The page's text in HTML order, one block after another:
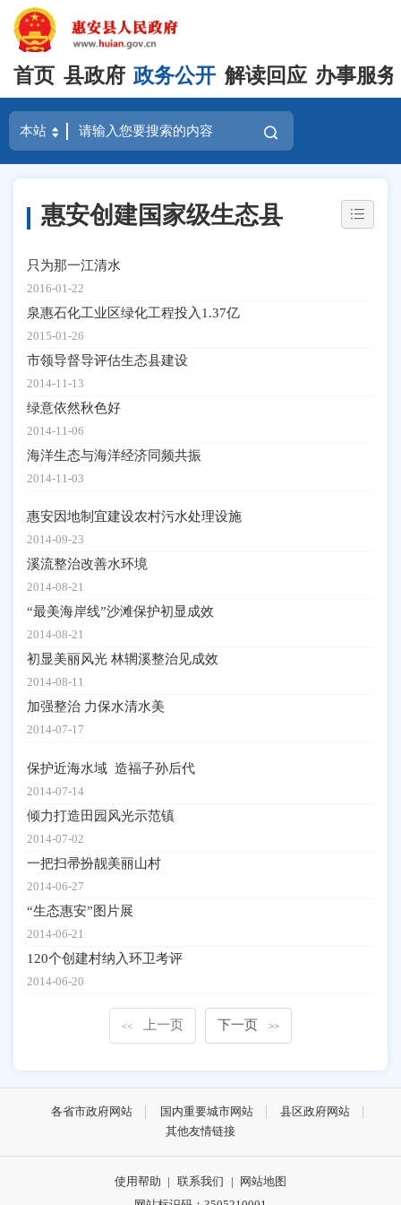
首页 县政府 政务公开 解读回应 办事服务
惠安创建国家级生态县
只为那一江清水
2016-01-22
泉惠石化工业区绿化工程投入1.37亿
2015-01-26
市领导督导评估生态县建设
2014-11-13
绿意依然秋色好
2014-11-06
海洋生态与海洋经济同频共振
2014-11-03
惠安因地制宜建设农村污水处理设施
2014-09-23
溪流整治改善水环境
2014-08-21
“最美海岸线”沙滩保护初显成效
2014-08-21
初显美丽风光 林辋溪整治见成效
2014-08-11
加强整治 力保水清水美
2014-07-17
保护近海水域 造福子孙后代
2014-07-14
倾力打造田园风光示范镇
2014-07-02
一把扫帚扮靓美丽山村
2014-06-27
“生态惠安”图片展
2014-06-21
120个创建村纳入环卫考评
2014-06-20
<< 上一页 下一页 >>
各省市政府网站 国内重要城市网站
县区政府网站
其他友情链接
使用帮助 | 联系我们 | 网站地图